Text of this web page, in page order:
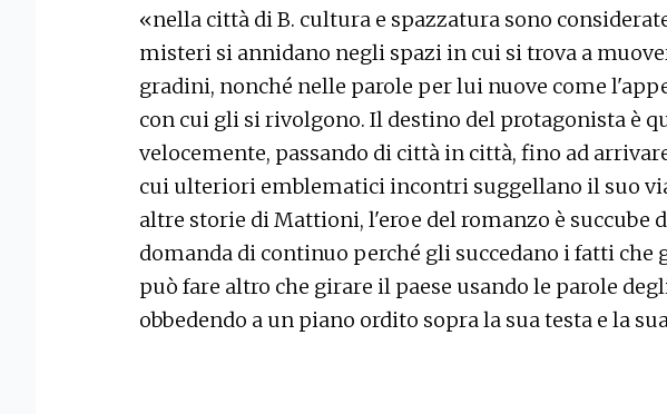
«nella città di B. cultura e spazzatura sono
misteri si annidano negli spazi in cui si trova a
gradini, nonché nelle parole per lui nuove come
con cui gli si rivolgono. Il destino del protagonista è
velocemente, passando di città in città, fino ad
cui ulteriori emblematici incontri suggellano il suo
altre storie di Mattioni, l'eroe del romanzo è succube
domanda di continuo perché gli succedano i fatti che
può fare altro che girare il paese usando le parole
obbedendo a un piano ordito sopra la sua testa e la